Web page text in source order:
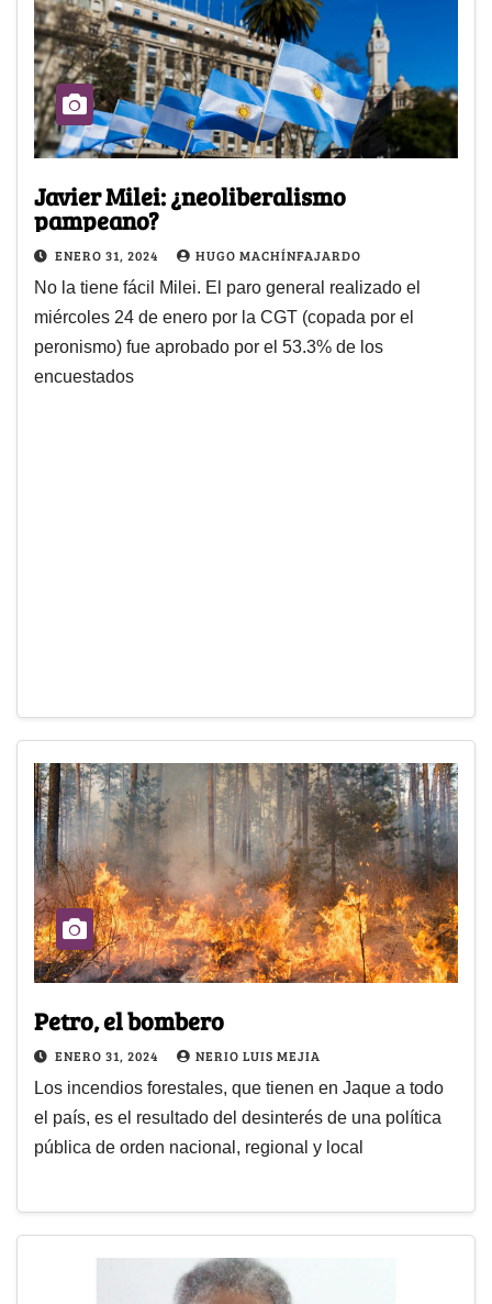
Javier Milei: ¿neoliberalismo
pampeano?
ENERO 31, 2024 HUGO MACHÍNFAJARDO
No la tiene fácil Milei. El paro general realizado el
miércoles 24 de enero por la CGT (copada por el
peronismo) fue aprobado por el 53.3% de los
encuestados
Petro, el bombero
ENERO 31, 2024 NERIO LUIS MEJIA
Los incendios forestales, que tienen en Jaque a todo
el país, es el resultado del desinterés de una política
pública de orden nacional, regional y local